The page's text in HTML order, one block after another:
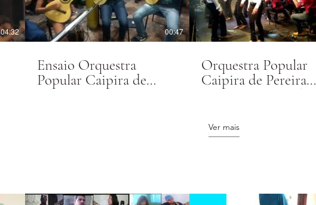
04:32 00:47
Ensaio Orquestra
Popular Caipira de
Pereira Barreto
Orquestra Popular
Caipira de Pereira
Barreto - O meu bem
Vieirinha
Ver mais